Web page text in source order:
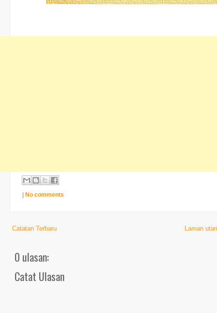
| No comments
Catatan Terbaru Laman
0 ulasan:
Catat Ulasan